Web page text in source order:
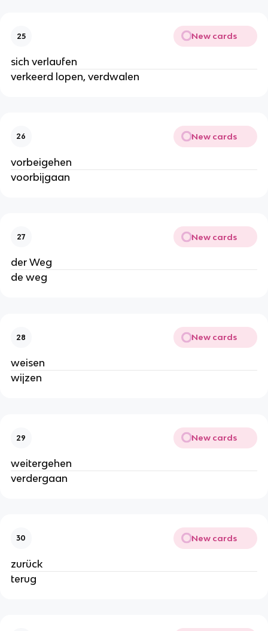
25 New cards
sich verlaufen
verkeerd lopen, verdwalen
26 New cards
vorbeigehen
voorbijgaan
27 New cards
der Weg
de weg
28 New cards
weisen
wijzen
29 New cards
weitergehen
verdergaan
30 New cards
zurück
terug